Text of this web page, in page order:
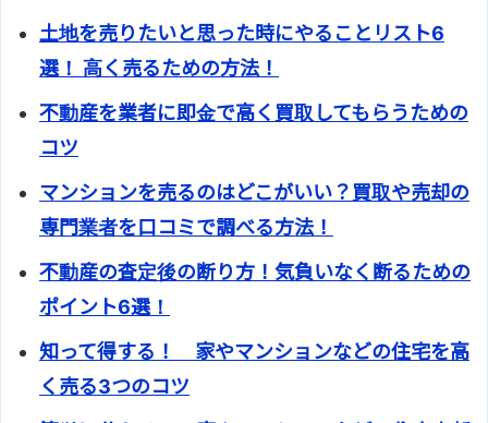
土地を売りたいと思った時にやることリスト6
選！ 高く売るための方法！
不動産を業者に即金で高く買取してもらうための
コツ
マンションを売るのはどこがいい？買取や売却の
専門業者を口コミで調べる方法！
不動産の査定後の断り方！気負いなく断るための
ポイント6選！
知って得する！ 家やマンションなどの住宅を高
く売る3つのコツ